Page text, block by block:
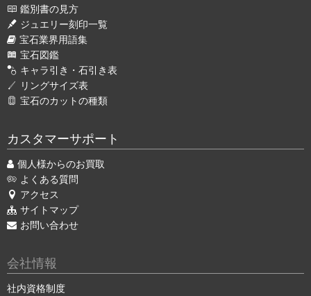
鑑別書の見方
ジュエリー刻印一覧
宝石業界用語集
宝石図鑑
キャラ引き・石引き表
リングサイズ表
宝石のカットの種類
カスタマーサポート
個人様からのお買取
よくある質問
アクセス
サイトマップ
お問い合わせ
会社情報
社内資格制度